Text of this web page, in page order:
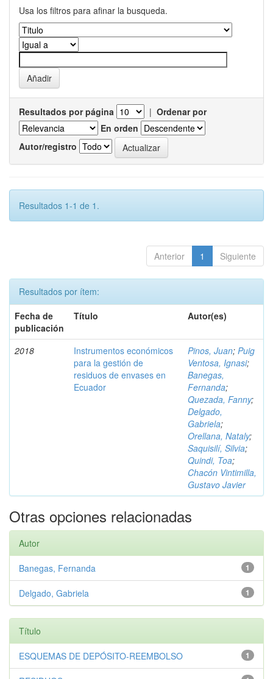
Usa los filtros para afinar la busqueda.
Resultados por página | Ordenar por
En orden
Autor/registro
Resultados 1-1 de 1.
Anterior 1 Siguiente
Resultados por ítem:
Fecha de
publicación
Título Autor(es)
2018
Instrumentos económicos
para la gestión de
residuos de envases en
Ecuador
Pinos, Juan; Puig
Ventosa, Ignasi;
Banegas,
Fernanda;
Quezada, Fanny;
Delgado,
Gabriela;
Orellana, Nataly;
Saquisilí, Silvia;
Quindi, Toa;
Chacón Vintimilla,
Gustavo Javier
Otras opciones relacionadas
Autor
1
Banegas, Fernanda
1
Delgado, Gabriela
Título
1
ESQUEMAS DE DEPÓSITO-REEMBOLSO